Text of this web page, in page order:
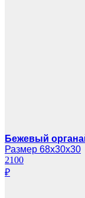
Бежевый
Размер 68х30х30
2100
₽